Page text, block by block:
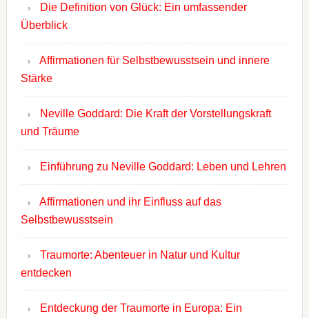
Die Definition von Glück: Ein umfassender
Überblick
Affirmationen für Selbstbewusstsein und innere
Stärke
Neville Goddard: Die Kraft der Vorstellungskraft
und Träume
Einführung zu Neville Goddard: Leben und Lehren
Affirmationen und ihr Einfluss auf das
Selbstbewusstsein
Traumorte: Abenteuer in Natur und Kultur
entdecken
Entdeckung der Traumorte in Europa: Ein